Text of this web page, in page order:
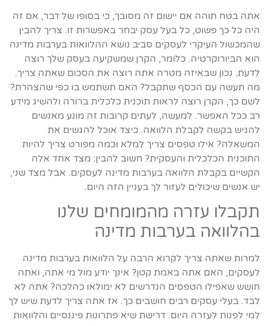
אתה בטח תוהה אם יישום זה מסובך, כי בסופו של דבר, אם זה
היה כל כך פשוט, כל בעל עסק יבחר באפשרות זו. צריך להבין
שהמכשול העיקרי לעסקים סביב נושא ההלוואות בערבות מדינה
הוא הביורוקרטיה. כלומר, הקרן שמשקיעה בעסק שלך רוצה
לדעת. נכון שבאיזה מטרה אתה רוצה את הסכום שאתה צריך.
מה תעשה עם הכסף שתקבל? האם תשתמש בו כפי שהצהרת?
לשם כך, הקרן רוצה לראות תוכנית כלכלית ברורה ולהשיג מידע
רב ככל האפשר. למעשה, לעתים קרובות זה מונע מאנשים
להגיש בקשה לקבלת הלוואה. כיצד אוכל להגשים את
המשאלה? אילו טפסים צריך למלא וכמה מפורט צריך להיות
התוכנית הכלכלית והעסקית? חשוב להבין: מצד אחד אלה
הקשיים בקבלת הלוואה בערבות מדינה לעסקים. אבל מצד שני,
יש אנשים שיכולים לעזור לך בעניין הזה היום.
תקבלו עזרה מהמומחים שלנו
בהלוואה בערבות מדינה
למרות שאתה צריך לקרוא הרבה על הלוואות בערבות מדינה
לעסקים, האם אתה באמת קטן? אינך יודע מול מי אתה, ואתה
חושש שאפילו הטפסים הנדרשים לא ימולאו כהלכה? אתה לא
לבד. בעלי עסקים רבים חושבים כך. אז אתה צריך לדעת שיש לך
למי לפנות לעזרה היום. דרישת שיא פתרונות פיננסיים והלוואות